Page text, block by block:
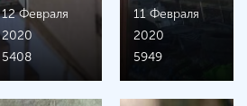
12 Февраля
2020
5408
11 Февраля
2020
5949